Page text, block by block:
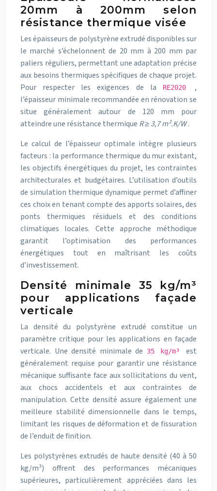
20mm à 200mm selon
résistance thermique visée
Les épaisseurs de polystyrène extrudé disponibles sur
le marché s’échelonnent de 20 mm à 200 mm par
paliers réguliers, permettant une adaptation précise
aux besoins thermiques spécifiques de chaque projet.
Pour respecter les exigences de la
RE2020 ,
l’épaisseur minimale recommandée en rénovation se
situe généralement autour de 120 mm pour
atteindre une résistance thermique R ≥ 3,7 m².K/W.
Le calcul de l’épaisseur optimale intègre plusieurs
facteurs : la performance thermique du mur existant,
les objectifs énergétiques du projet, les contraintes
architecturales et budgétaires. L’utilisation d’outils
de simulation thermique dynamique permet d’affiner
ces choix en tenant compte des apports solaires, des
ponts thermiques résiduels et des conditions
climatiques locales. Cette approche méthodique
garantit l’optimisation des performances
énergétiques tout en maîtrisant les coûts
d’investissement.
Densité minimale 35 kg/m³
pour applications façade
verticale
La densité du polystyrène extrudé constitue un
paramètre critique pour les applications en façade
verticale. Une densité minimale de
35 kg/m³est
généralement requise pour garantir une résistance
mécanique suffisante face aux sollicitations du vent,
aux chocs accidentels et aux contraintes de
manipulation. Cette densité assure également une
meilleure stabilité dimensionnelle dans le temps,
limitant les risques de déformation et de fissuration
de l’enduit de finition.
Les polystyrènes extrudés de haute densité (40 à 50
kg/m³) offrent des performances mécaniques
supérieures, particulièrement appréciées dans les